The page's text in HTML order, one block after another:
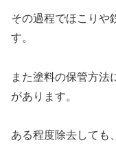
その過程でほこりや
す。
また塗料の保管方法
があります。
ある程度除去しても